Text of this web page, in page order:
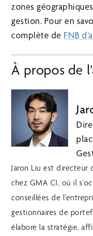
zones
gestion. Pour en
complète de FNB
À propos de
Jaron Liu est directeur
chez GMA CI, où il
conseillées de
gestionnaires de
élabore la stratégie,